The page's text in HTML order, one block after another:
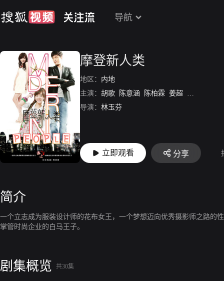
导航
摩登新人类
地区： 内地
主演： 胡歌 陈意涵 陈柏霖 姜超 马思纯
导演： 林玉芬
立即观看 分享
简介
一个立志成为服装设计师的花布女王，一个梦想迈向优秀摄影师之路的
掌管时尚企业的白马王子。
剧集概览 共30集